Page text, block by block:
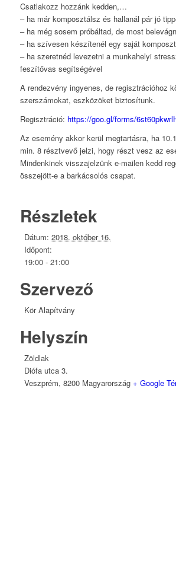
Csatlakozz hozzánk kedden,…
– ha már komposztálsz és hallanál pár jó
– ha még sosem próbáltad, de most
– ha szívesen készítenél egy saját
– ha szeretnéd levezetni a munkahelyi
feszítővas segítségével
A rendezvény ingyenes, de regisztrációhoz
szerszámokat, eszközöket biztosítunk.
Regisztráció: https://goo.gl/forms/
Az esemény akkor kerül megtartásra, ha
min. 8 résztvevő jelzi, hogy részt vesz az
Mindenkinek visszajelzünk e-mailen kedd
összejött-e a barkácsolós csapat.
Részletek
Dátum: 2018. október 16.
Időpont:
19:00 - 21:00
Szervező
Kör Alapítvány
Helyszín
Zöldlak
Diófa utca 3.
Veszprém, 8200 Magyarország + Google